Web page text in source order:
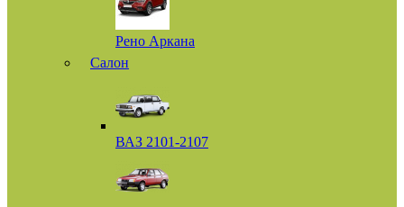
Рено Аркана
Салон
ВАЗ 2101-2107